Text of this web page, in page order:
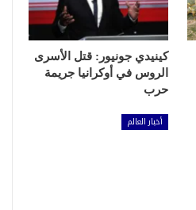
كينيدي جونيور: قتل الأسرى
الروس في أوكرانيا جريمة
حرب
أخبار العالم